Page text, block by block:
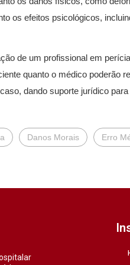
os efeitos psicológicos,
de um profissional em
quanto o médico poderão
dando suporte jurídico
Danos Morais Erro